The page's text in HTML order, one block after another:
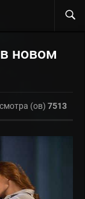
новом
(ов) 7513